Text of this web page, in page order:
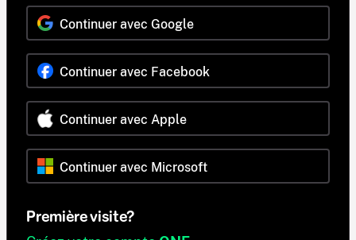
Continuer avec Google
Continuer avec Facebook
Continuer avec Apple
Continuer avec Microsoft
Première visite?